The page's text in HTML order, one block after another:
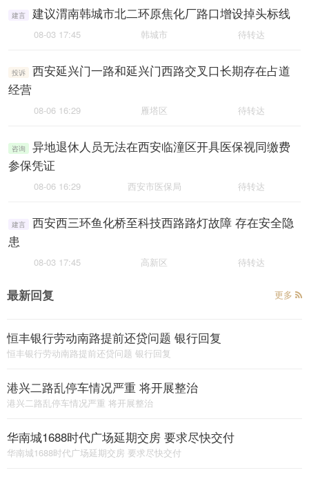
建言 建议渭南韩城市北二环原焦化厂路口增设掉头标线
08-03 17:45 韩城市 待转达
投诉
西安延兴门一路和延兴门西路交叉口长期存在占道
经营
08-06 16:29 雁塔区 待转达
咨询
异地退休人员无法在西安临潼区开具医保视同缴费
参保凭证
08-06 16:29 西安市医保局 待转达
建言
西安西三环鱼化桥至科技西路路灯故障 存在安全隐
患
08-03 17:45 高新区 待转达
最新回复 更多
恒丰银行劳动南路提前还贷问题 银行回复
恒丰银行劳动南路提前还贷问题 银行回复
港兴二路乱停车情况严重 将开展整治
港兴二路乱停车情况严重 将开展整治
华南城1688时代广场延期交房 要求尽快交付
华南城1688时代广场延期交房 要求尽快交付